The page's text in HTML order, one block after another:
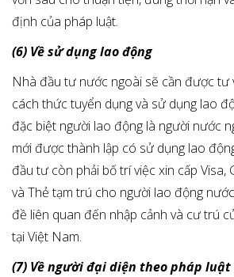
định của pháp luật.
(6) Về sử dụng lao động
Nhà đầu tư nước ngoài sẽ cần được tư
cách thức tuyển dụng và sử dụng lao
đặc biệt người lao động là người nước
mới được thành lập có sử dụng lao
đầu tư còn phải bố trí việc xin cấp Visa,
và Thẻ tạm trú cho người lao động
đề liên quan đến nhập cảnh và cư trú
tại Việt Nam.
(7) Về người đại diện theo pháp luật